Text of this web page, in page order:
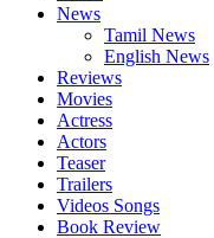
News
Tamil News
English News
Reviews
Movies
Actress
Actors
Teaser
Trailers
Videos Songs
Book Review